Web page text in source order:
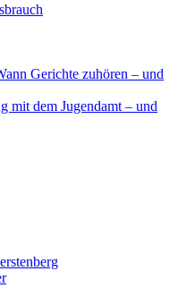
Gerichte zuhören – und
mit dem Jugendamt – und